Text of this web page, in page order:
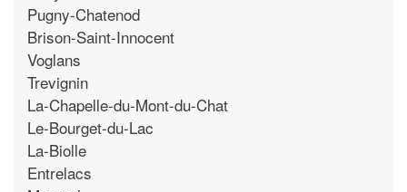
Pugny-Chatenod
Brison-Saint-Innocent
Voglans
Trevignin
La-Chapelle-du-Mont-du-Chat
Le-Bourget-du-Lac
La-Biolle
Entrelacs